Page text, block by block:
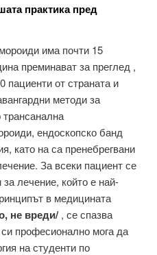
практика пред
има почти 15
преминават за преглед ,
пациенти от страната и
методи за
ендоскопско банд
като на са пренебрегвани
За всеки пациент се
лечение, който е най-
в медицината
не вреди/, се спазва
професионално мога да
на студенти по